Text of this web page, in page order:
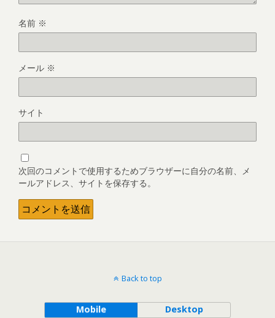
名前 ※
メール ※
サイト
次回のコメントで使用するためブラウザーに自分の名前、メ
ールアドレス、サイトを保存する。
Back to top
Mobile Desktop